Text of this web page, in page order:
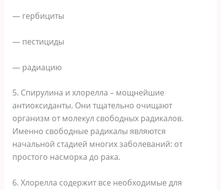
— гербициты
— пестициды
— радиацию
5. Спирулина и хлорелла – мощнейшие
антиоксиданты. Они тщательно очищают
организм от молекул свободных радикалов.
Именно свободные радикалы являются
начальной стадией многих заболеваний: от
простого насморка до рака.
6. Хлорелла содержит все необходимые для